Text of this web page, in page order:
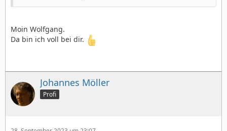
Moin Wolfgang.
Da bin ich voll bei dir.
Johannes Möller
Profi